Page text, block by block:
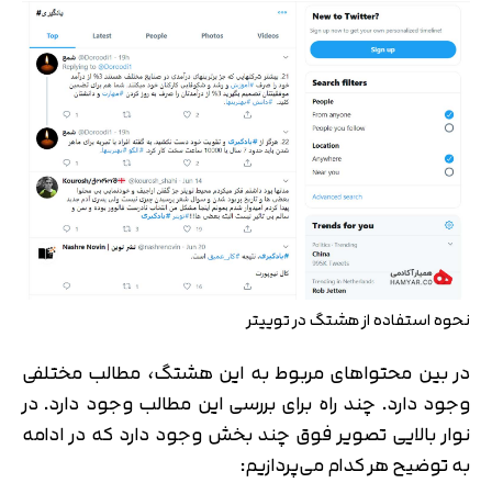
نحوه استفاده از هشتگ در توییتر
در بین محتواهای مربوط به این هشتگ، مطالب مختلفی
وجود دارد. چند راه برای بررسی این مطالب وجود دارد. در
نوار بالایی تصویر فوق چند بخش وجود دارد که در ادامه
به توضیح هر کدام می‌پردازیم: